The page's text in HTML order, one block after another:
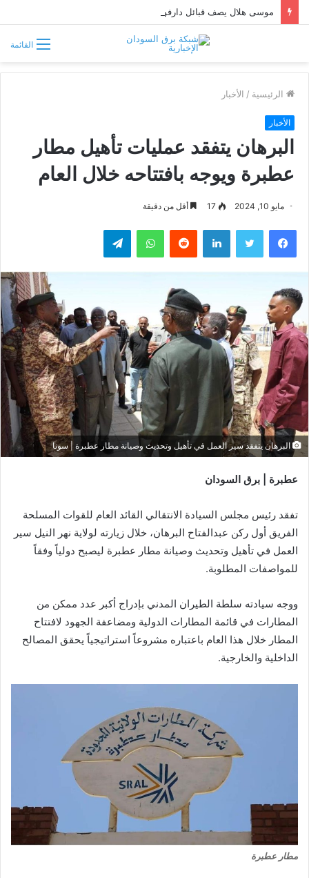
القائمة
الرئيسية / الأخبار
الأخبار
البرهان يتفقد عمليات تأهيل مطار
عطبرة ويوجه بافتتاحه خلال العام
مايو 10, 2024 17 أقل من دقيقة
فيسبوك تويتر لينكدإن واتساب تيلقرام
البرهان يتفقد سير العمل في تأهيل وتحديث وصيانة مطار عطبرة | سونا
عطبرة | برق السودان
تفقد رئيس مجلس السيادة الانتقالي القائد العام للقوات المسلحة
الفريق أول ركن عبدالفتاح البرهان، خلال زيارته لولاية نهر النيل سير
العمل في تأهيل وتحديث وصيانة مطار عطبرة ليصبح دولياً وفقاً
للمواصفات المطلوبة.
⁠ووجه سيادته سلطة الطيران المدني بإدراج أكبر عدد ممكن من
المطارات في قائمة المطارات الدولية ومضاعفة الجهود لافتتاح
المطار خلال هذا العام باعتباره مشروعاً استراتيجياً يحقق المصالح
الداخلية والخارجية.
مطار عطبرة